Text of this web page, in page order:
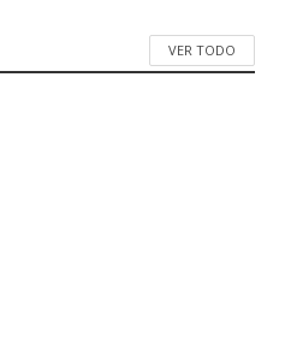
VER TODO